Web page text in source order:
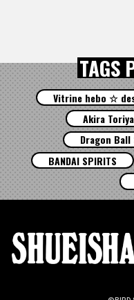
TAGS
Vitrine hebo ☆
Akira
Dragon Ball
BANDAI SPIRITS